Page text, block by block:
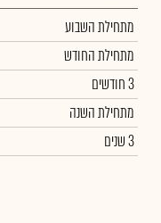
מתחילת השבוע
מתחילת החודש
3 חודשים
מתחילת השנה
3 שנים